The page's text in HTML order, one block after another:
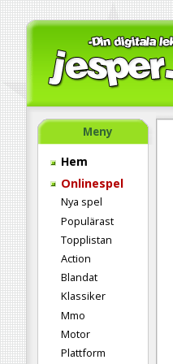
Meny
Hem
Onlinespel
Nya spel
Populärast
Topplistan
Action
Blandat
Klassiker
Mmo
Motor
Plattform